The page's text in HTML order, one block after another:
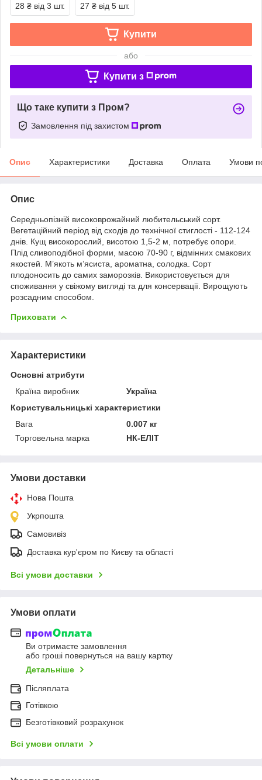
28 ₴ від 3 шт. 27 ₴ від 5 шт.
Купити
або
Купити з
Що таке купити з Пром?
Замовлення під захистом
Опис Характеристики Доставка Оплата Умови
Опис
Середньопізній високоврожайний любительський сорт.
Вегетаційний період від сходів до технічної стиглості - 112-124
днів. Кущ високорослий, висотою 1,5-2 м, потребує опори.
Плід сливоподібної форми, масою 70-90 г, відмінних смакових
якостей. М’якоть м’ясиста, ароматна, солодка. Сорт
плодоносить до самих заморозків. Використовується для
споживання у свіжому вигляді та для консервації. Вирощують
розсадним способом.
Приховати
Характеристики
Основні атрибути
Країна виробник
Україна
Користувальницькі характеристики
Вага
0.007 кг
Торговельна марка
НК-ЕЛІТ
Умови доставки
Нова Пошта
Укрпошта
Самовивіз
Доставка кур'єром по Києву та області
Всі умови доставки
Умови оплати
Ви отримаєте замовлення
або гроші повернуться на вашу картку
Детальніше
Післяплата
Готівкою
Безготівковий розрахунок
Всі умови оплати